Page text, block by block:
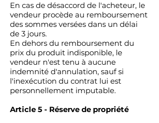
En cas de désaccord de l'acheteur, le
vendeur procède au remboursement
des sommes versées dans un délai
de 3 jours.
En dehors du remboursement du
prix du produit indisponible, le
vendeur n'est tenu à aucune
indemnité d'annulation, sauf si
l'inexécution du contrat lui est
personnellement imputable.
Article 5 - Réserve de propriété